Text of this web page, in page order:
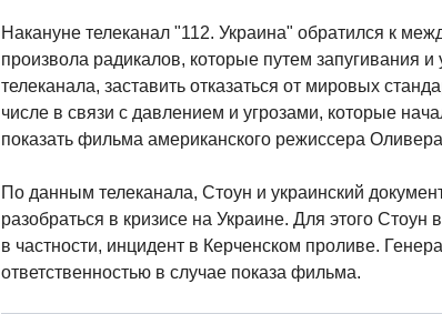
Накануне телеканал "112. Украина" обратился к
произвола радикалов, которые путем запугивания
телеканала, заставить отказаться от мировых
числе в связи с давлением и угрозами, которые
показать фильма американского режиссера
По данным телеканала, Стоун и украинский
разобраться в кризисе на Украине. Для этого
в частности, инцидент в Керченском проливе.
ответственностью в случае показа фильма.